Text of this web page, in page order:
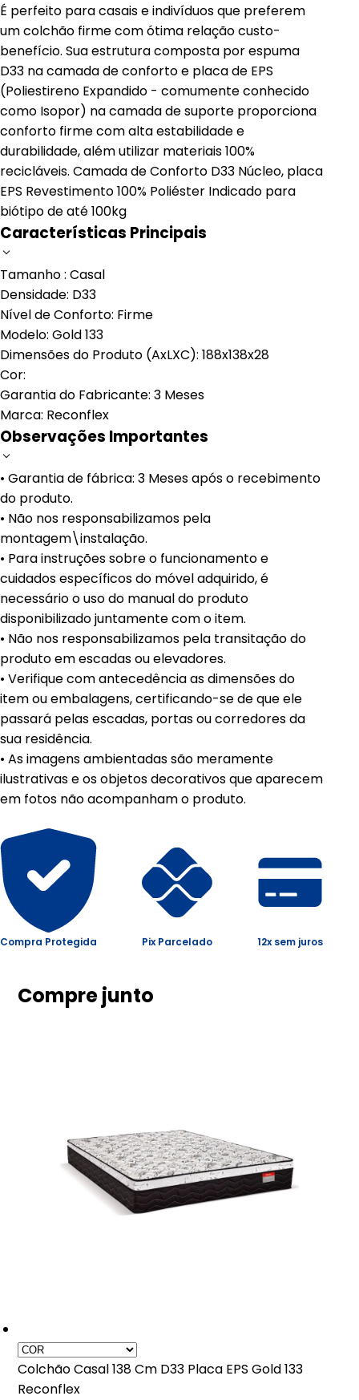
É perfeito para casais e indivíduos que preferem
um colchão firme com ótima relação custo-
benefício. Sua estrutura composta por espuma
D33 na camada de conforto e placa de EPS
(Poliestireno Expandido - comumente conhecido
como Isopor) na camada de suporte proporciona
conforto firme com alta estabilidade e
durabilidade, além utilizar materiais 100%
recicláveis. Camada de Conforto D33 Núcleo, placa
EPS Revestimento 100% Poliéster Indicado para
biótipo de até 100kg
Características Principais
Tamanho : Casal
Densidade: D33
Nível de Conforto: Firme
Modelo: Gold 133
Dimensões do Produto (AxLXC): 188x138x28
Cor:
Garantia do Fabricante: 3 Meses
Marca: Reconflex
Observações Importantes
• Garantia de fábrica: 3 Meses após o recebimento
do produto.
• Não nos responsabilizamos pela
montagem\instalação.
• Para instruções sobre o funcionamento e
cuidados específicos do móvel adquirido, é
necessário o uso do manual do produto
disponibilizado juntamente com o item.
• Não nos responsabilizamos pela transitação do
produto em escadas ou elevadores.
• Verifique com antecedência as dimensões do
item ou embalagens, certificando-se de que ele
passará pelas escadas, portas ou corredores da
sua residência.
• As imagens ambientadas são meramente
ilustrativas e os objetos decorativos que aparecem
em fotos não acompanham o produto.
Compra Protegida Pix Parcelado 12x sem juros
Compre junto
Colchão Casal 138 Cm D33 Placa EPS Gold 133
Reconflex